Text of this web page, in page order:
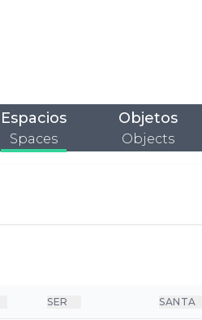
Espacios
Spaces
Objetos
Objects
SER SANTA